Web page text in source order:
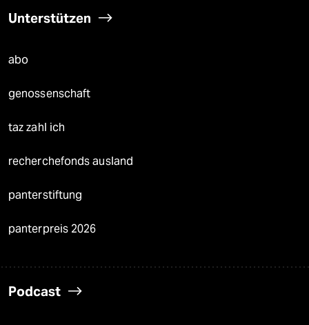
Unterstützen
abo
genossenschaft
taz zahl ich
recherchefonds ausland
panterstiftung
panterpreis 2026
Podcast